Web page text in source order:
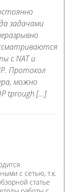
задачами
с NAT и
Протокол
можно
tрrough […]
с сетью, т.к.
статье